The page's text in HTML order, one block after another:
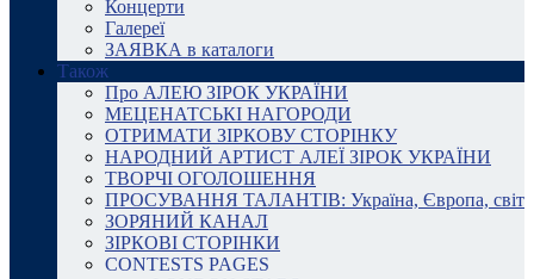
Концерти
Галереї
ЗАЯВКА в каталоги
Також
Про АЛЕЮ ЗІРОК УКРАЇНИ
МЕЦЕНАТСЬКІ НАГОРОДИ
ОТРИМАТИ ЗІРКОВУ СТОРІНКУ
НАРОДНИЙ АРТИСТ АЛЕЇ ЗІРОК УКРАЇНИ
ТВОРЧІ ОГОЛОШЕННЯ
ПРОСУВАННЯ ТАЛАНТІВ: Україна, Європа, світ
ЗОРЯНИЙ КАНАЛ
ЗІРКОВІ СТОРІНКИ
CONTESTS PAGES